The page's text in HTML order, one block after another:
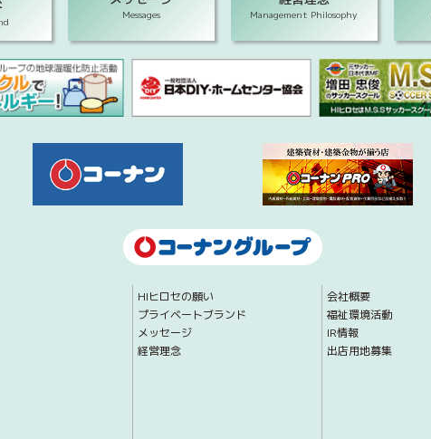
Messages Management Philosophy
HIヒロセの願い
プライベートブランド
メッセージ
経営理念
会社概要
福祉環境活動
IR情報
出店用地募集